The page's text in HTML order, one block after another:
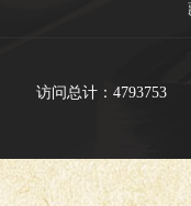
访问总计：4793753